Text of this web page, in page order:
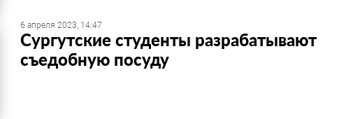
6 апреля 2023, 14:47
Сургутские студенты разрабатывают
съедобную посуду